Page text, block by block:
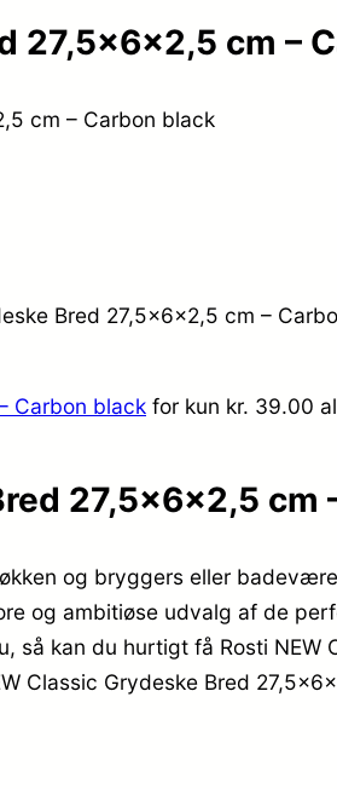
27,5x6x2,5 cm –
cm – Carbon black
Bred 27,5x6x2,5 cm –
Carbon black for kun kr. 39.00
27,5x6x2,5 cm
og bryggers eller
og ambitiøse udvalg af de
så kan du hurtigt få Rosti
Classic Grydeske Bred